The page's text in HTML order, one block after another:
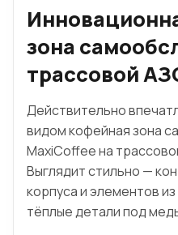
зона
трассовой
Действительно
видом кофейная зона
MaxiCoffee на
Выглядит стильно —
корпуса и элементов
тёплые детали под